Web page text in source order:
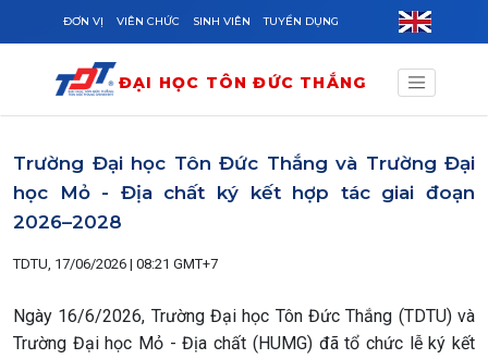
Skip to main content
ĐƠN VỊ VIÊN CHỨC SINH VIÊN TUYỂN DỤNG
ĐẠI HỌC TÔN ĐỨC THẮNG
Trường Đại học Tôn Đức Thắng và Trường Đại
học Mỏ - Địa chất ký kết hợp tác giai đoạn
2026–2028
TDTU, 17/06/2026 | 08:21 GMT+7
Ngày 16/6/2026, Trường Đại học Tôn Đức Thắng (TDTU) và
Trường Đại học Mỏ - Địa chất (HUMG) đã tổ chức lễ ký kết